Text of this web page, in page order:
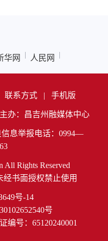
华网 人民网
联系方式 | 手机版
主办：昌吉州融媒体中心
息举报电话：0994—
Rights Reserved
经书面授权禁止使用
号-14
号
编号：65120240001